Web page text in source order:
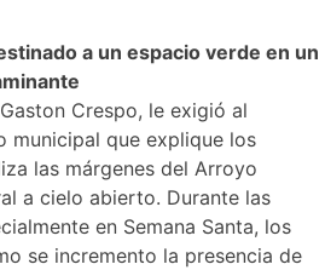
a un espacio verde en un
Crespo, le exigió al
municipal que explique los
las márgenes del Arroyo
a cielo abierto. Durante las
en Semana Santa, los
se incremento la presencia de